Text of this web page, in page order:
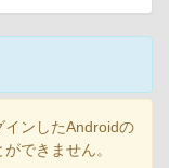
ンしたAndroidの
できません。